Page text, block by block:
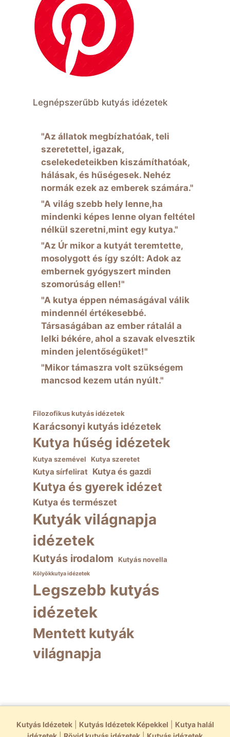
Legnépszerűbb kutyás idézetek
"Az állatok megbízhatóak, teli
szeretettel, igazak,
cselekedeteikben kiszámíthatóak,
hálásak, és hűségesek. Nehéz
normák ezek az emberek számára."
"A világ szebb hely lenne,ha
mindenki képes lenne olyan feltétel
nélkül szeretni,mint egy kutya."
"Az Úr mikor a kutyát teremtette,
mosolygott és így szólt: Adok az
embernek gyógyszert minden
szomorúság ellen!"
"A kutya éppen némaságával válik
mindennél értékesebbé.
Társaságában az ember rátalál a
lelki békére, ahol a szavak elvesztik
minden jelentőségüket!"
"Mikor támaszra volt szükségem
mancsod kezem után nyúlt."
Filozofikus kutyás idézetek
Karácsonyi kutyás idézetek
Kutya hűség idézetek
Kutya szemével Kutya szeretet
Kutya sírfelirat Kutya és gazdi
Kutya és gyerek idézet
Kutya és természet
Kutyák világnapja
idézetek
Kutyás irodalom Kutyás novella
Kölyökkutya idézetek
Legszebb kutyás
idézetek
Mentett kutyák
világnapja
Kutyás Idézetek| Kutyás Idézetek Képekkel
Kutya halál